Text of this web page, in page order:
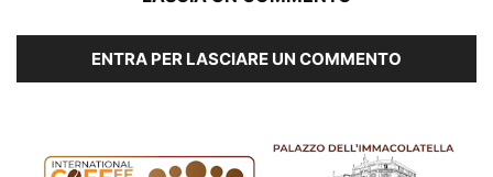
ENTRA PER LASCIARE UN COMMENTO